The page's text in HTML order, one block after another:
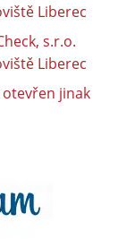
Liberec
s.r.o.
Liberec
jinak